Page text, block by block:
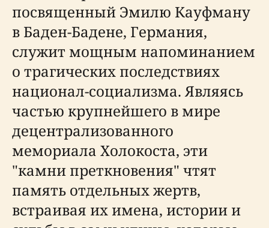
посвященный Эмилю Кауфману
в Баден-Бадене, Германия,
служит мощным напоминанием
о трагических последствиях
национал-социализма. Являясь
частью крупнейшего в мире
децентрализованного
мемориала Холокоста, эти
"камни преткновения" чтят
память отдельных жертв,
встраивая их имена, истории и